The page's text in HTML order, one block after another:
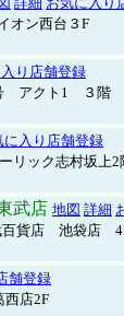
オン西台３F
り店舗登録
アクト1 ３階
に入り店舗登録
リック志村坂上2
武店 地図 詳細
百貨店 池袋店
舗登録
店2F